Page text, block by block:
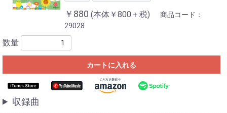
￥880 (本体￥800＋税)
商品コード：
29028
数量
カートに入れる
収録曲